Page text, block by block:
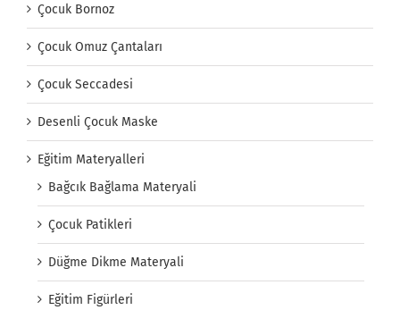
Çocuk Bornoz
Çocuk Omuz Çantaları
Çocuk Seccadesi
Desenli Çocuk Maske
Eğitim Materyalleri
Bağcık Bağlama Materyali
Çocuk Patikleri
Düğme Dikme Materyali
Eğitim Figürleri